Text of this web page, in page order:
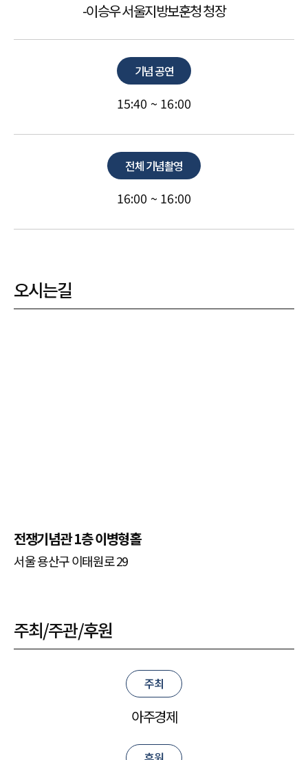
-이승우 서울지방보훈청 청장
기념 공연
15:40 ~ 16:00
전체 기념촬영
16:00 ~ 16:00
오시는길
전쟁기념관 1층 이병형홀
서울 용산구 이태원로 29
주최/주관/후원
주최
아주경제